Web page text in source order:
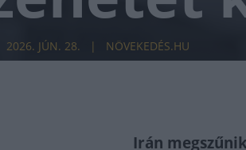
2026. JÚN. 28. NÖVEKEDÉS.HU
Irán